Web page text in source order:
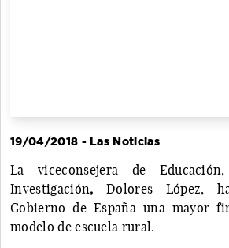
19/04/2018 - Las Noticias
La viceconsejera de
Investigación,Dolores López,
Gobierno de España una mayor
modelo de escuela rural.